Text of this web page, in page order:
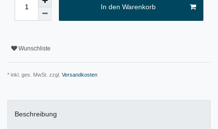
In den Warenkorb
Wunschliste
* inkl. ges. MwSt. zzgl. Versandkosten
Beschreibung